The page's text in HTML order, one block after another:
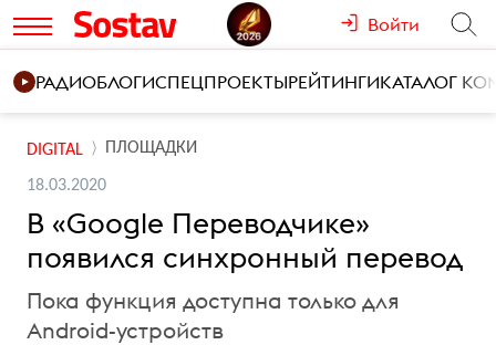
Войти
РАДИОБЛОГИСПЕЦПРОЕКТЫРЕЙТИНГИКАТАЛОГ
DIGITAL ПЛОЩАДКИ
18.03.2020
В «Goоgle Переводчике»
появился синхронный перевод
Пока функция доступна только для
Android-устройств